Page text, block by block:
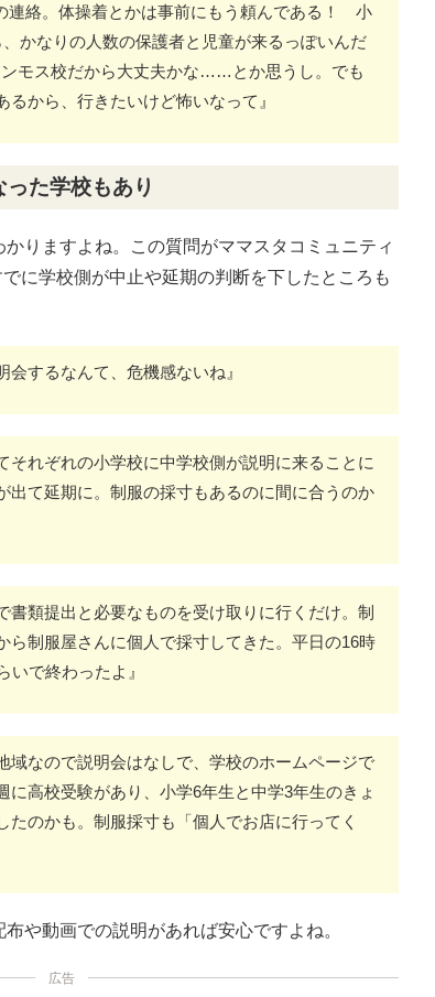
連絡。体操着とかは事前にもう頼んである！ 小
かなりの人数の保護者と児童が来るっぽいんだ
モス校だから大丈夫かな……とか思うし。でも
から、行きたいけど怖いなって』
た学校もあり
りますよね。この質問がママスタコミュニティ
に学校側が中止や延期の判断を下したところも
会するなんて、危機感ないね』
それぞれの小学校に中学校側が説明に来ることに
出て延期に。制服の採寸もあるのに間に合うのか
書類提出と必要なものを受け取りに行くだけ。制
ら制服屋さんに個人で採寸してきた。平日の16時
いで終わったよ』
域なので説明会はなしで、学校のホームページで
高校受験があり、小学6年生と中学3年生のきょ
たのかも。制服採寸も「個人でお店に行ってく
や動画での説明があれば安心ですよね。
広告